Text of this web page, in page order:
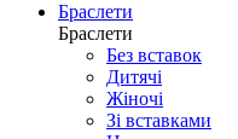
Браслети
Браслети
Без вставок
Дитячі
Жіночі
Зі вставками